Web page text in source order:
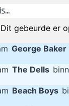
ow moel haawe!
Hurgh Nancy!! Beer!!
mensen voor de
don't think anything
vervolgd worden
de feiten
gebeurde er
George Baker
The Dells
Beach Boys